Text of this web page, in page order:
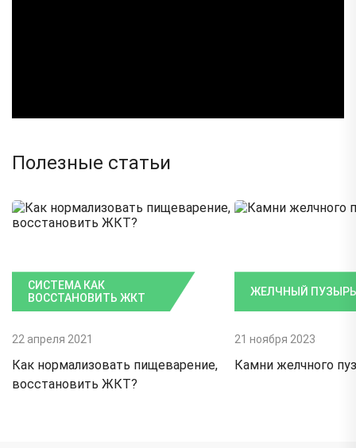
Полезные статьи
СИСТЕМА КАК
ВОССТАНОВИТЬ ЖКТ
22 апреля 2021
Как нормализовать пищеварение,
восстановить ЖКТ?
ЖЕЛЧНЫЙ ПУЗЫРЬ
21 ноября 2023
Камни желчного